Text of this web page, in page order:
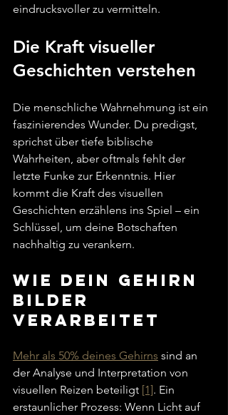
eindrucksvoller zu vermitteln.
Die Kraft visueller
Geschichten verstehen
Die menschliche Wahrnehmung ist ein
faszinierendes Wunder. Du predigst,
sprichst über tiefe biblische
Wahrheiten, aber oftmals fehlt der
letzte Funke zur Erkenntnis. Hier
kommt die Kraft des visuellen
Geschichten erzählens ins Spiel – ein
Schlüssel, um deine Botschaften
nachhaltig zu verankern.
Wie dein Gehirn
Bilder
verarbeitet
Mehr als 50% deines Gehirns sind an
der Analyse und Interpretation von
visuellen Reizen beteiligt [1]. Ein
erstaunlicher Prozess: Wenn Licht auf